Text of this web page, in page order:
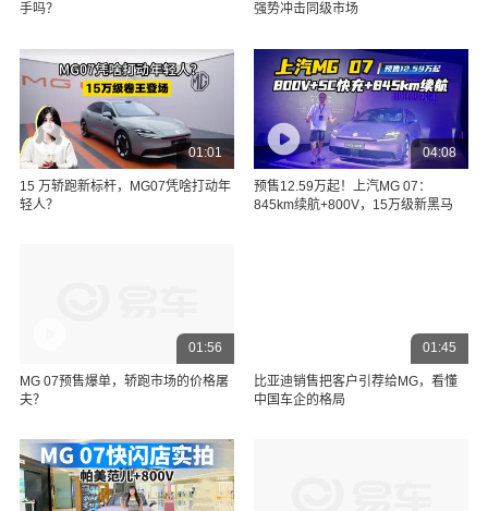
手吗？
强势冲击同级市场
01:01
15 万轿跑新标杆，MG07凭啥打动年
轻人？
04:08
预售12.59万起！上汽MG 07：
845km续航+800V，15万级新黑马
01:56
MG 07预售爆单，轿跑市场的价格屠
夫？
01:45
比亚迪销售把客户引荐给MG，看懂
中国车企的格局